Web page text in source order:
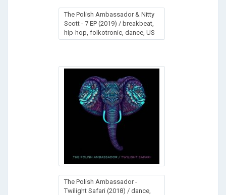
The Polish Ambassador & Nitty
Scott - 7 EP (2019) / breakbeat,
hip-hop, folkotronic, dance, US
The Polish Ambassador -
Twilight Safari (2018) / dance,